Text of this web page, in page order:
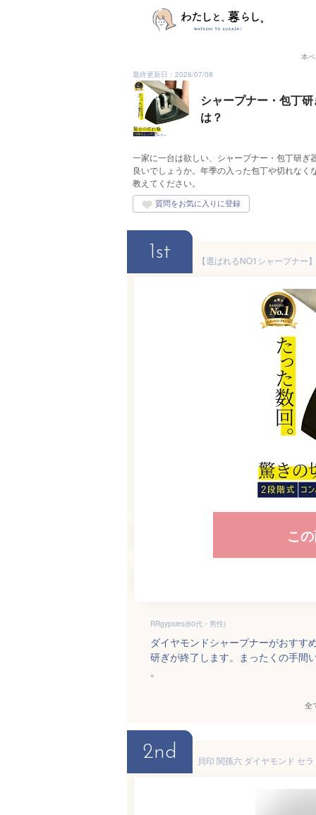
本
最終更新日：2026/07/08
シャープナー・包丁
は？
一家に一台は欲しい、シャープナー・包丁研
良いでしょうか。年季の入った包丁や切れな
教えてください。
1st
こ
RRgypsies(60代・男性)
ダイヤモンドシャープナーがおすす
研ぎが終了します。まったくの手間
。
全
2nd